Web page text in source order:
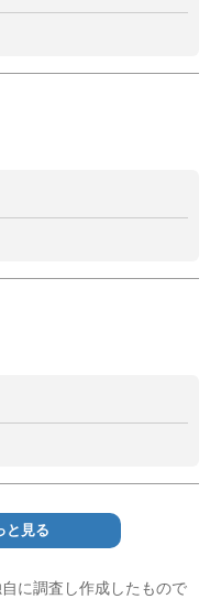
と見る
に調査し作成したもので